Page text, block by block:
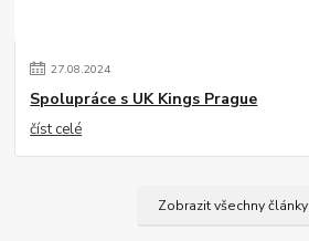
27.08.2024
Spolupráce s UK Kings Prague
číst celé
Zobrazit všechny články